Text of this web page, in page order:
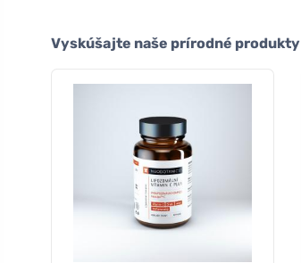
Vyskúšajte naše prírodné produkty